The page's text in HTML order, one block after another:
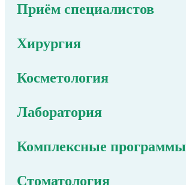
Приём специалистов
Хирургия
Косметология
Лаборатория
Комплексные программы
Стоматология